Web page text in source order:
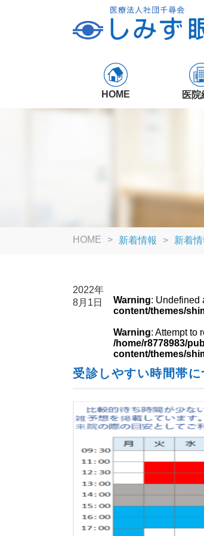
HOME 医院
HOME 新着情報 新着
2022年
8月1日
Warning: Undefined
content/themes/
Warning: Attempt to
/home/r8778983/
content/themes/
受診しやすい時間帯に